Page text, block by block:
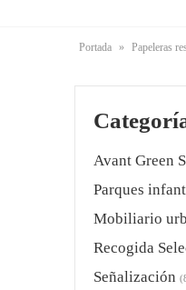
Portada » Papeleras
Avant Green
Parques
Mobiliario
Recogida
Señalización